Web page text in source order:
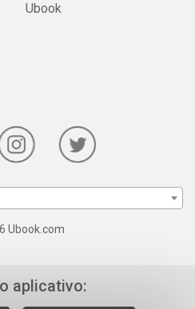
Ubook
Ubook.com
aplicativo: